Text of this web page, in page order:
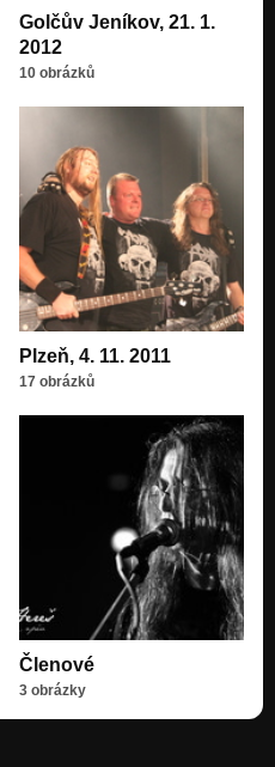
Golčův Jeníkov, 21. 1.
2012
10 obrázků
Plzeň, 4. 11. 2011
17 obrázků
Členové
3 obrázky